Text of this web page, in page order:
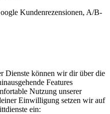
Kundenrezensionen, A/B-
Dienste können wir dir über die
Features
Nutzung unserer
Einwilligung setzen wir auf
ein: